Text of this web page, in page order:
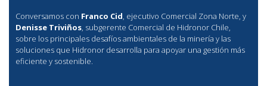
Conversamos con Franco Cid, ejecutivo Comercial Zona Norte, y
Denisse Triviños, subgerente Comercial de Hidronor Chile,
sobre los principales desafíos ambientales de la minería y las
soluciones que Hidronor desarrolla para apoyar una gestión más
eficiente y sostenible.